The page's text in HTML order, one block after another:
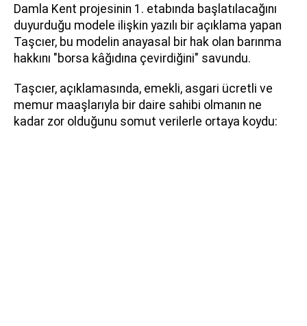
Damla Kent projesinin 1. etabında başlatılacağını
duyurduğu modele ilişkin yazılı bir açıklama yapan
Taşcıer, bu modelin anayasal bir hak olan barınma
hakkını "borsa kâğıdına çevirdiğini" savundu.
Taşcıer, açıklamasında, emekli, asgari ücretli ve
memur maaşlarıyla bir daire sahibi olmanın ne
kadar zor olduğunu somut verilerle ortaya koydu: